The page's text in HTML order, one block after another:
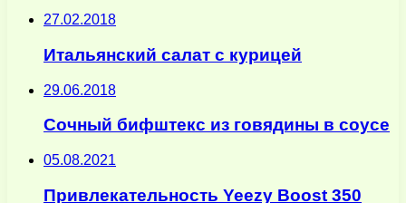
27.02.2018
Итальянский салат с курицей
29.06.2018
Сочный бифштекс из говядины в соусе
05.08.2021
Привлекательность Yeezy Boost 350